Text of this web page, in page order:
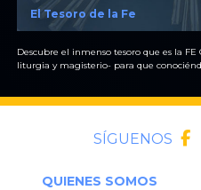
El Tesoro de la Fe
Descubre el inmenso tesoro que es la
liturgia y magisterio- para que
SÍGUENOS
QUIENES SOMOS